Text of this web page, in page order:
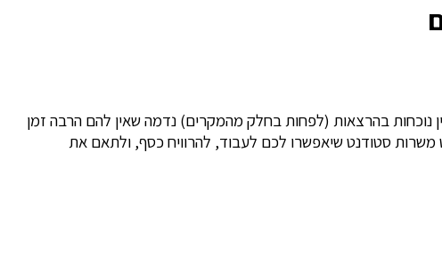
נוכחות בהרצאות (לפחות בחלק מהמקרים) נדמה שאין להם הרבה זמן
משרות סטודנט שיאפשרו לכם לעבוד, להרוויח כסף, ולתאם את